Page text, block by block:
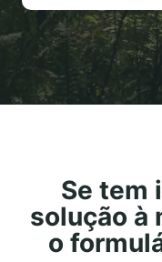
Se tem
solução à
o